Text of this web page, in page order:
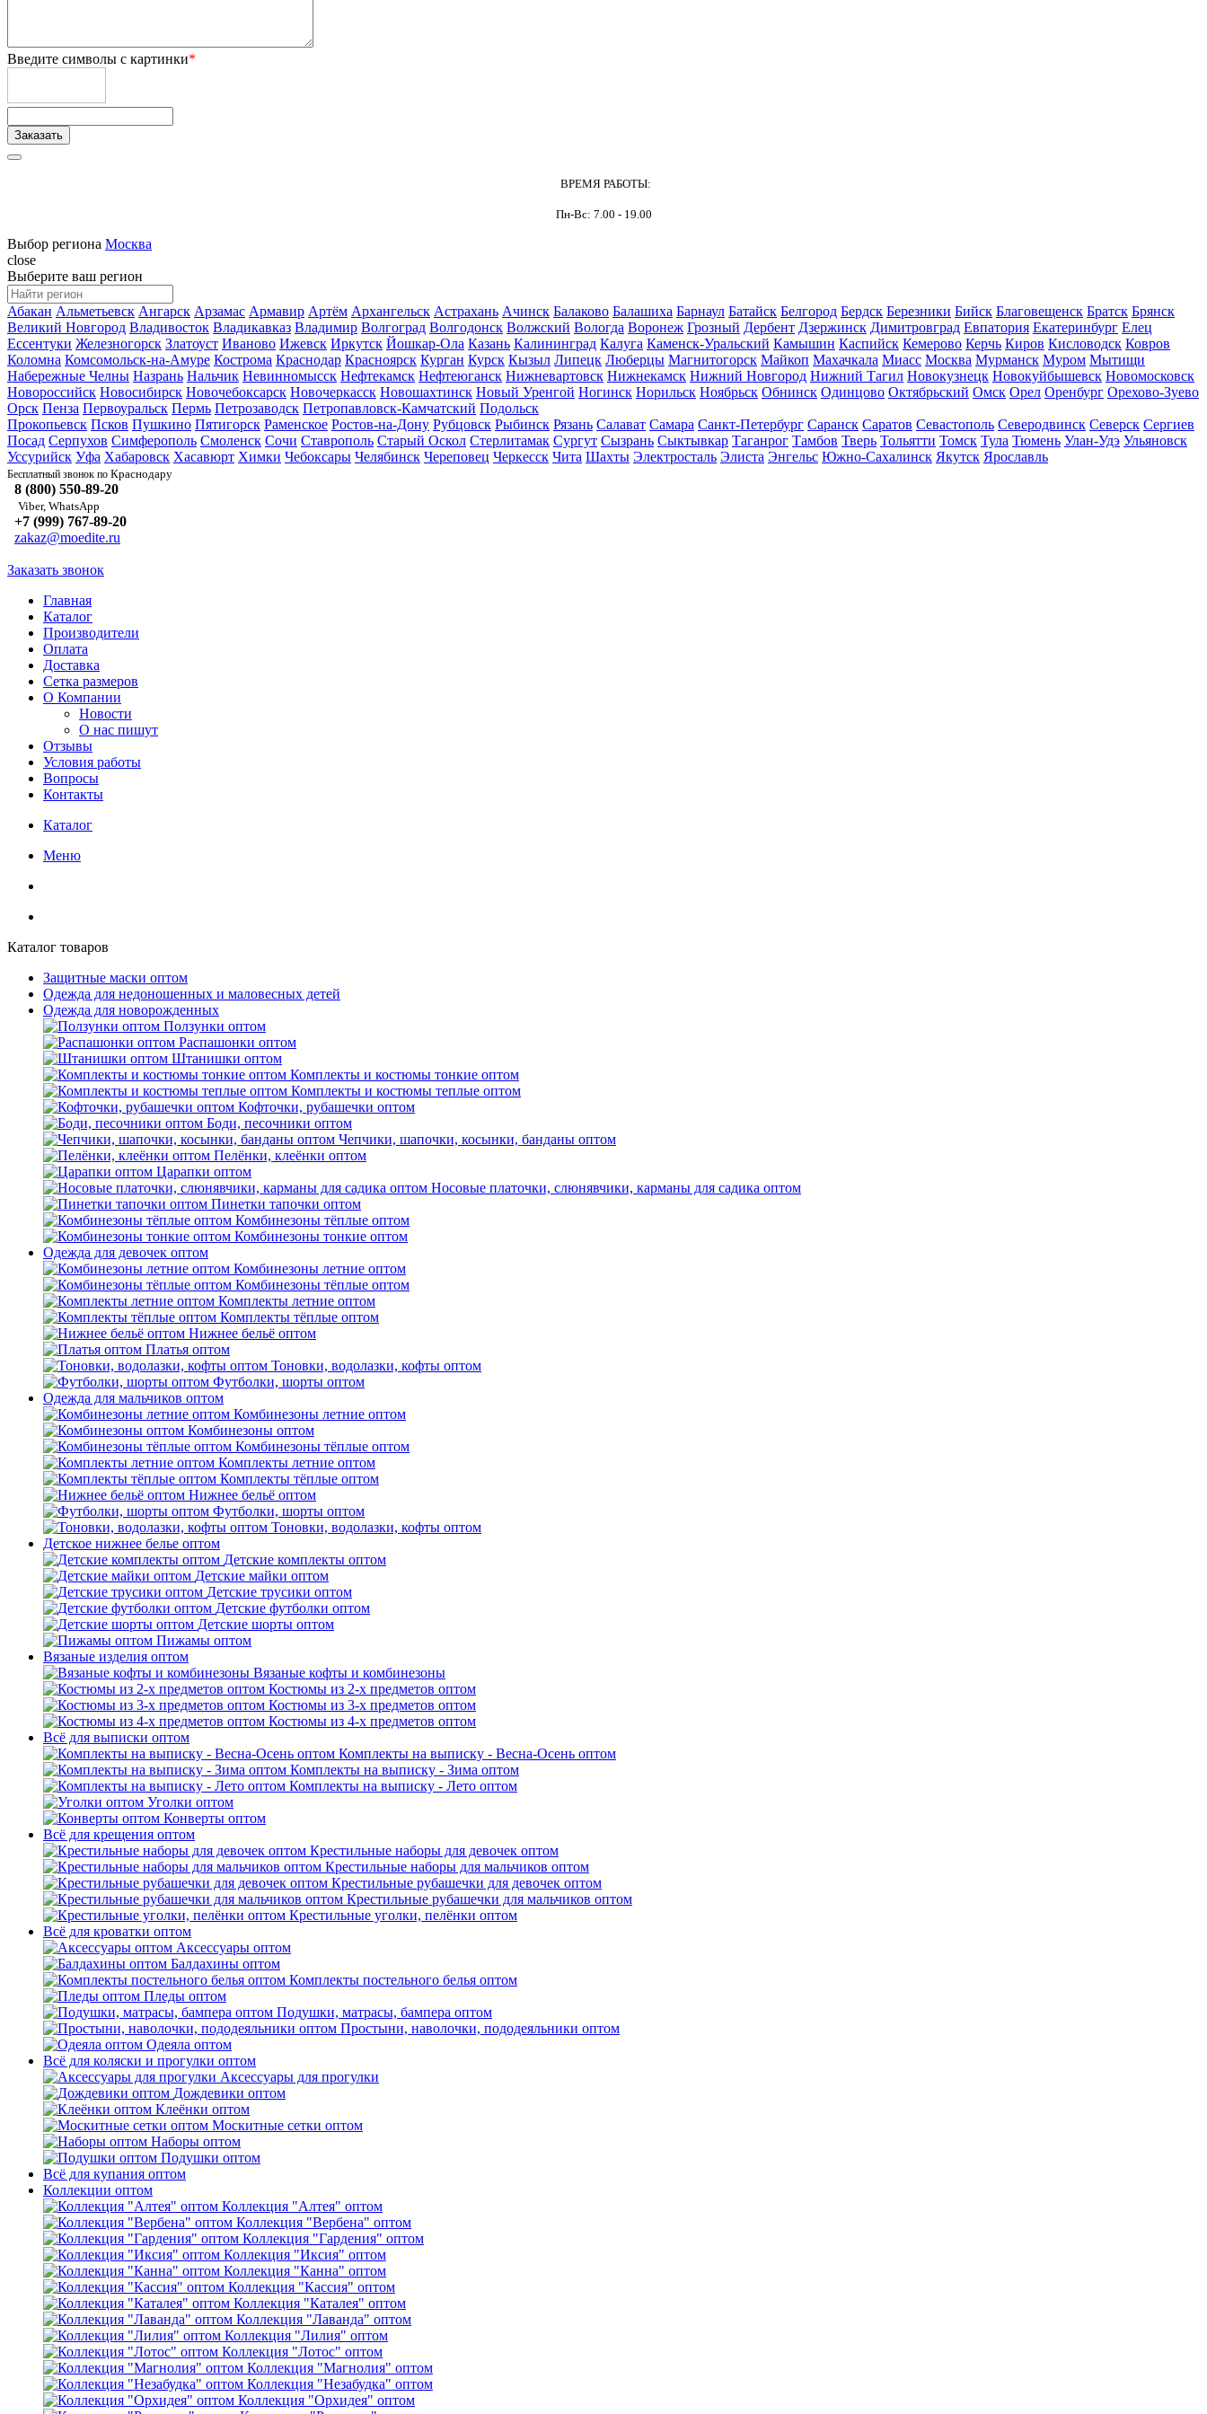
Введите символы с картинки*
ВРЕМЯ РАБОТЫ:
Пн-Вс: 7.00 - 19.00
Выбор региона Москва
close
Выберите ваш регион
Абакан Альметьевск Ангарск Арзамас Армавир Артём Архангельск Астрахань Ачинск Балаково Балашиха Барнаул Батайск Белгород Бердск Березники Бийск Благовещенск Братск Брянск
Великий Новгород Владивосток Владикавказ Владимир Волгоград Волгодонск Волжский Вологда Воронеж Грозный Дербент Дзержинск Димитровград Евпатория Екатеринбург Елец
Ессентуки Железногорск Златоуст Иваново Ижевск Иркутск Йошкар-Ола Казань Калининград Калуга Каменск-Уральский Камышин Каспийск Кемерово Керчь Киров Кисловодск Ковров
Коломна Комсомольск-на-Амуре Кострома Краснодар Красноярск Курган Курск Кызыл Липецк Люберцы Магнитогорск Майкоп Махачкала Миасс Москва Мурманск Муром Мытищи
Набережные Челны Назрань Нальчик Невинномысск Нефтекамск Нефтеюганск Нижневартовск Нижнекамск Нижний Новгород Нижний Тагил Новокузнецк Новокуйбышевск Новомосковск
Новороссийск Новосибирск Новочебоксарск Новочеркасск Новошахтинск Новый Уренгой Ногинск Норильск Ноябрьск Обнинск Одинцово Октябрьский Омск Орел Оренбург Орехово-Зуево
Орск Пенза Первоуральск Пермь Петрозаводск Петропавловск-Камчатский Подольск
Прокопьевск Псков Пушкино Пятигорск Раменское Ростов-на-Дону Рубцовск Рыбинск Рязань Салават Самара Санкт-Петербург Саранск Саратов Севастополь Северодвинск Северск Сергиев
Посад Серпухов Симферополь Смоленск Сочи Ставрополь Старый Оскол Стерлитамак Сургут Сызрань Сыктывкар Таганрог Тамбов Тверь Тольятти Томск Тула Тюмень Улан-Удэ Ульяновск
Уссурийск Уфа Хабаровск Хасавюрт Химки Чебоксары Челябинск Череповец Черкесск Чита Шахты Электросталь Элиста Энгельс Южно-Сахалинск Якутск Ярославль
Бесплатный звонок по Краснодару
8 (800) 550-89-20
Viber, WhatsApp
+7 (999) 767-89-20
zakaz@moedite.ru
Заказать звонок
Главная
Каталог
Производители
Оплата
Доставка
Сетка размеров
О Компании
Новости
О нас пишут
Отзывы
Условия работы
Вопросы
Контакты
Каталог
Меню
Каталог товаров
Защитные маски оптом
Одежда для недоношенных и маловесных детей
Одежда для новорожденных
Ползунки оптом
Распашонки оптом
Штанишки оптом
Комплекты и костюмы тонкие оптом
Комплекты и костюмы теплые оптом
Кофточки, рубашечки оптом
Боди, песочники оптом
Чепчики, шапочки, косынки, банданы оптом
Пелёнки, клеёнки оптом
Царапки оптом
Носовые платочки, слюнявчики, карманы для садика оптом
Пинетки тапочки оптом
Комбинезоны тёплые оптом
Комбинезоны тонкие оптом
Одежда для девочек оптом
Комбинезоны летние оптом
Комбинезоны тёплые оптом
Комплекты летние оптом
Комплекты тёплые оптом
Нижнее бельё оптом
Платья оптом
Тоновки, водолазки, кофты оптом
Футболки, шорты оптом
Одежда для мальчиков оптом
Комбинезоны летние оптом
Комбинезоны оптом
Комбинезоны тёплые оптом
Комплекты летние оптом
Комплекты тёплые оптом
Нижнее бельё оптом
Футболки, шорты оптом
Тоновки, водолазки, кофты оптом
Детское нижнее белье оптом
Детские комплекты оптом
Детские майки оптом
Детские трусики оптом
Детские футболки оптом
Детские шорты оптом
Пижамы оптом
Вязаные изделия оптом
Вязаные кофты и комбинезоны
Костюмы из 2-х предметов оптом
Костюмы из 3-х предметов оптом
Костюмы из 4-х предметов оптом
Всё для выписки оптом
Комплекты на выписку - Весна-Осень оптом
Комплекты на выписку - Зима оптом
Комплекты на выписку - Лето оптом
Уголки оптом
Конверты оптом
Всё для крещения оптом
Крестильные наборы для девочек оптом
Крестильные наборы для мальчиков оптом
Крестильные рубашечки для девочек оптом
Крестильные рубашечки для мальчиков оптом
Крестильные уголки, пелёнки оптом
Всё для кроватки оптом
Аксессуары оптом
Балдахины оптом
Комплекты постельного белья оптом
Пледы оптом
Подушки, матрасы, бампера оптом
Простыни, наволочки, пододеяльники оптом
Одеяла оптом
Всё для коляски и прогулки оптом
Аксессуары для прогулки
Дождевики оптом
Клеёнки оптом
Москитные сетки оптом
Наборы оптом
Подушки оптом
Всё для купания оптом
Коллекции оптом
Коллекция "Алтея" оптом
Коллекция "Вербена" оптом
Коллекция "Гардения" оптом
Коллекция "Иксия" оптом
Коллекция "Канна" оптом
Коллекция "Кассия" оптом
Коллекция "Каталея" оптом
Коллекция "Лаванда" оптом
Коллекция "Лилия" оптом
Коллекция "Лотос" оптом
Коллекция "Магнолия" оптом
Коллекция "Незабудка" оптом
Коллекция "Орхидея" оптом